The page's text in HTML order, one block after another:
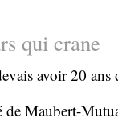
qui crane
avoir 20
de Maubert-